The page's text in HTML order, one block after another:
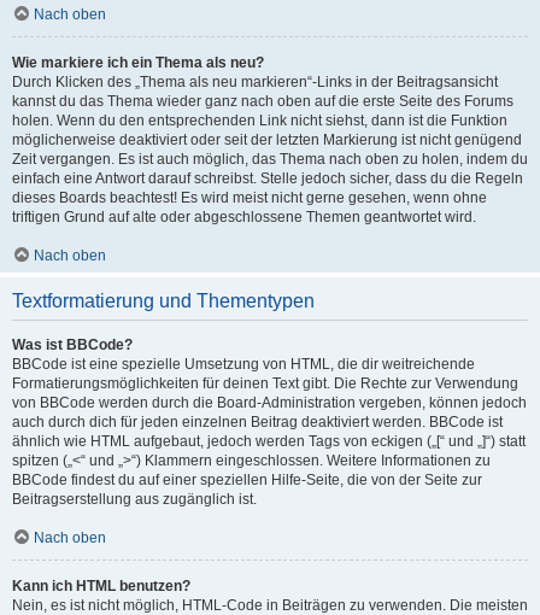
Nach oben
Wie markiere ich ein Thema als neu?
Durch Klicken des „Thema als neu markieren“-Links in der Beitragsansicht
kannst du das Thema wieder ganz nach oben auf die erste Seite des Forums
holen. Wenn du den entsprechenden Link nicht siehst, dann ist die Funktion
möglicherweise deaktiviert oder seit der letzten Markierung ist nicht genügend
Zeit vergangen. Es ist auch möglich, das Thema nach oben zu holen, indem du
einfach eine Antwort darauf schreibst. Stelle jedoch sicher, dass du die Regeln
dieses Boards beachtest! Es wird meist nicht gerne gesehen, wenn ohne
triftigen Grund auf alte oder abgeschlossene Themen geantwortet wird.
Nach oben
Textformatierung und Thementypen
Was ist BBCode?
BBCode ist eine spezielle Umsetzung von HTML, die dir weitreichende
Formatierungsmöglichkeiten für deinen Text gibt. Die Rechte zur Verwendung
von BBCode werden durch die Board-Administration vergeben, können jedoch
auch durch dich für jeden einzelnen Beitrag deaktiviert werden. BBCode ist
ähnlich wie HTML aufgebaut, jedoch werden Tags von eckigen („[“ und „]“) statt
spitzen („<“ und „>“) Klammern eingeschlossen. Weitere Informationen zu
BBCode findest du auf einer speziellen Hilfe-Seite, die von der Seite zur
Beitragserstellung aus zugänglich ist.
Nach oben
Kann ich HTML benutzen?
Nein, es ist nicht möglich, HTML-Code in Beiträgen zu verwenden. Die meisten